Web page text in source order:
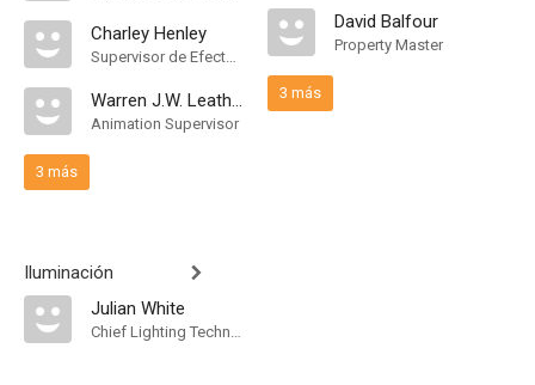
Charley Henley
Supervisor de Efectos Visuales
Warren J.W. Leathem
Animation Supervisor
3 más
Iluminación
Julian White
Chief Lighting Technician
David Balfour
Property Master
3 más